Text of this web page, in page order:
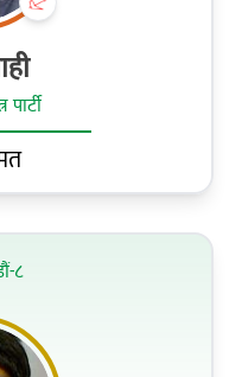
पार्टी
८